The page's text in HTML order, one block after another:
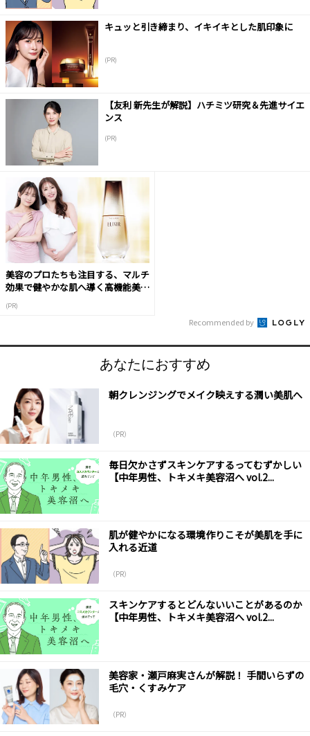
キュッと引き締まり、イキイキとした肌印象に
(PR)
【友利 新先生が解説】ハチミツ研究＆先進サイエ
ンス
(PR)
美容のプロたちも注目する、マルチ
効果で健やかな肌へ導く高機能美容
(PR)
Recommended by
あなたにおすすめ
朝クレンジングでメイク映えする潤い美肌へ
（PR）
毎日欠かさずスキンケアするってむずかしい
【中年男性、トキメキ美容沼へ vol.2...
肌が健やかになる環境作りこそが美肌を手に
入れる近道
（PR）
スキンケアするとどんないいことがあるのか
【中年男性、トキメキ美容沼へ vol.2...
美容家・瀬戸麻実さんが解説！ 手間いらずの
毛穴・くすみケア
（PR）